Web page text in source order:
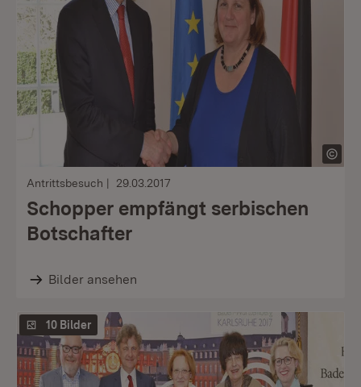
Antrittsbesuch 29.03.2017
Schopper empfängt serbischen
Botschafter
Bilder ansehen
10 Bilder